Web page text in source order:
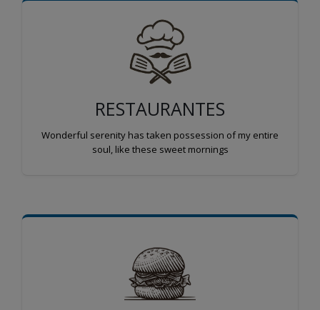
RESTAURANTES
Wonderful serenity has taken possession of my entire
soul, like these sweet mornings